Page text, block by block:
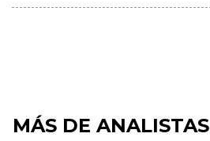
MÁS DE ANALISTAS